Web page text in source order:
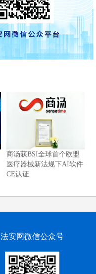
商汤获BSI全球首个欧盟
医疗器械新法规下AI软件
CE认证
法安网微信公众号